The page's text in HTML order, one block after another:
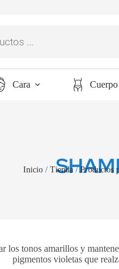
Cara Cuerpo
Inicio/ Tienda/Productos
los tonos amarillos y
pigmentos violetas que